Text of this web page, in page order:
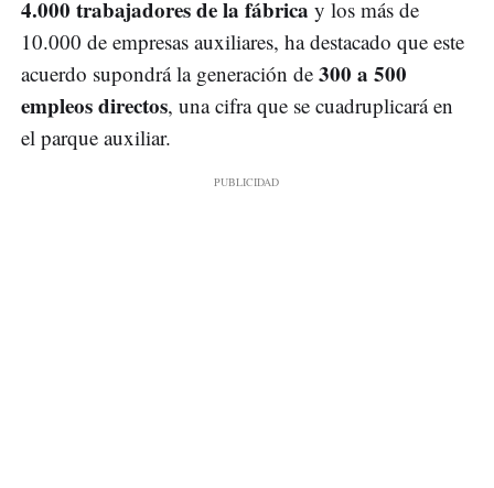
4.000 trabajadores de la fábrica y los más de
10.000 de empresas auxiliares, ha destacado que este
acuerdo supondrá la generación de 300 a 500
empleos directos, una cifra que se cuadruplicará en
el parque auxiliar.